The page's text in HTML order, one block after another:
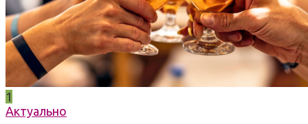
1
Актуально